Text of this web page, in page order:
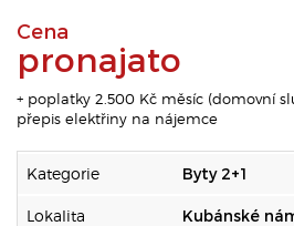
Cena
pronajato
+ poplatky 2.500 Kč měsíc (domovní
přepis elektřiny na nájemce
Kategorie Byty 2+1
Lokalita Kubánské